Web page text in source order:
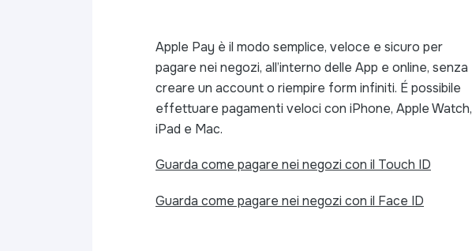
Apple Pay è il modo semplice, veloce e sicuro per
pagare nei negozi, all’interno delle App e online, senza
creare un account o riempire form infiniti. É possibile
effettuare pagamenti veloci con iPhone, Apple Watch,
iPad e Mac.
Guarda come pagare nei negozi con il Touch ID
Guarda come pagare nei negozi con il Face ID